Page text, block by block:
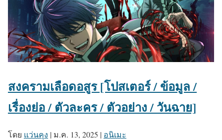
สงครามเลือดอสูร [โปสเตอร์ / ข้อมูล /
เรื่องย่อ / ตัวละคร / ตัวอย่าง / วันฉาย]
โดย แว่นคุง | ม.ค. 13, 2025 | อนิเมะ